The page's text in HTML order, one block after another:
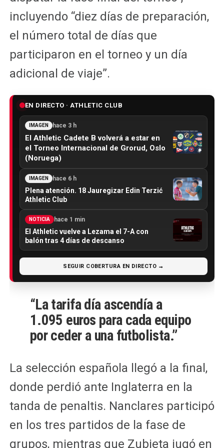
incluyendo “diez días de preparación,
el número total de días que
participaron en el torneo y un día
adicional de viaje”.
EN DIRECTO · ATHLETIC CLUB
IMAGEN hace 3 h
El Athletic Cadete B volverá a estar en
el Torneo Internacional de Grorud, Oslo
(Noruega)
IMAGEN hace 6 h
Plena atención. 18 Jauregizar Edin Terzić
Athletic Club
NOTICIA hace 1 min
El Athletic vuelve a Lezama el 7-A con
balón tras 4 días de descanso
SEGUIR COBERTURA EN DIRECTO →
“La tarifa día ascendía a
1.095 euros para cada equipo
por ceder a una futbolista.”
La selección española llegó a la final,
donde perdió ante Inglaterra en la
tanda de penaltis. Nanclares participó
en los tres partidos de la fase de
grupos, mientras que Zubieta jugó en